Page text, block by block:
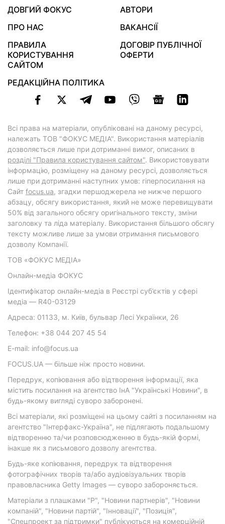
ДОВГИЙ ФОКУС
АВТОРИ
ПРО НАС
ВАКАНСІЇ
ПРАВИЛА
КОРИСТУВАННЯ
САЙТОМ
ДОГОВІР ПУБЛІЧНОЇ
ОФЕРТИ
РЕДАКЦІЙНА ПОЛІТИКА
Всі права на матеріали, опубліковані на даному ресурсі,
належать ТОВ "ФОКУС МЕДІА". Використання матеріалів
дозволяється лише при дотриманні вимог, описаних в
розділі "Правила користування сайтом". Використовувати
інформацію, розміщену на даному ресурсі, дозволяється
лише при дотриманні наступних умов: гіперпосилання на
Cайт focus.ua, згадки першоджерела не нижче першого
абзацу, обсягу використання, який не може перевищувати
50% від загального обсягу оригінального тексту, зміни
заголовку та ліда матеріалу. Використання більшого обсягу
тексту можливе лише за умови отримання письмового
дозволу Компанії.
ТОВ «ФОКУС МЕДІА»
Онлайн-медіа ФОКУС
Ідентифікатор онлайн-медіа в Реєстрі суб’єктів у сфері
медіа — R40-03129
Адреса: 01133, м. Київ, бульвар Лесі Українки, 26
Телефон: +38 044 207 45 54
E-mail: info@focus.ua
FOCUS.UA — більше ніж просто новини.
Передрук, копіювання або відтворення інформації, яка
містить посилання на агентство ІнА "Українські Новини", в
будь-якому вигляді суворо заборонені.
Всі матеріали, які розміщені на цьому сайті з посиланням на
агентство "Інтерфакс-Україна", не підлягають подальшому
відтворенню та/чи розповсюдженню в будь-якій формі,
інакше як з письмового дозволу агентства.
Будь-яке копіювання, передрук та відтворення
фотографічних творів та/або аудіовізуальних творів
правовласника Getty Images — суворо забороняється.
Матеріали з плашками "Р", "Новини партнерів", "Новини
компаній", "Новини партій", "Інновації", "Позиція",
"Спецпроект за підтримки" публікуються на комерційній